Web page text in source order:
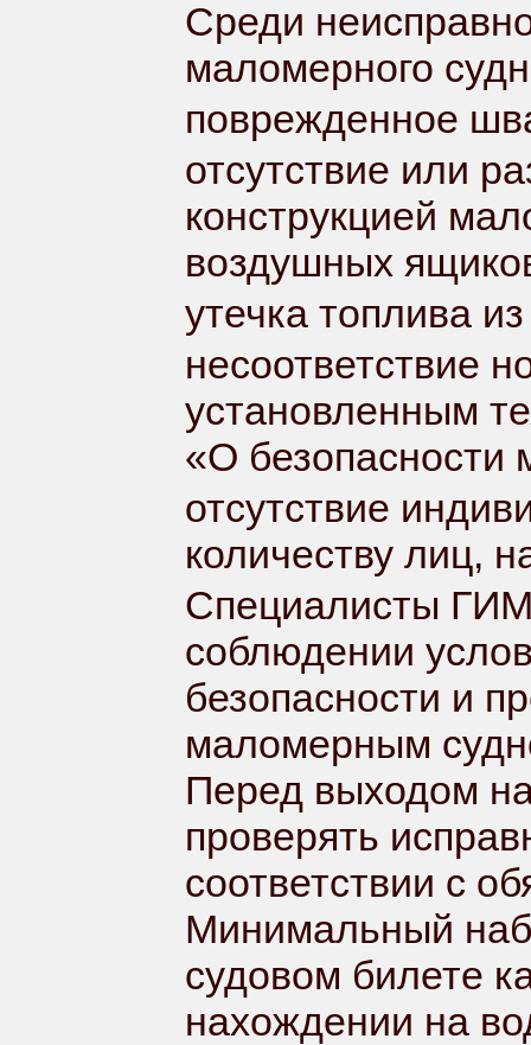
Среди
маломерного
поврежденное
отсутствие или
конструкцией
воздушных
утечка топлива
несоответствие
установленным
«О безопасности
отсутствие
количеству лиц,
Специалисты
соблюдении
безопасности и
маломерным
Перед выходом
проверять
соответствии с
Минимальный
судовом билете
нахождении на